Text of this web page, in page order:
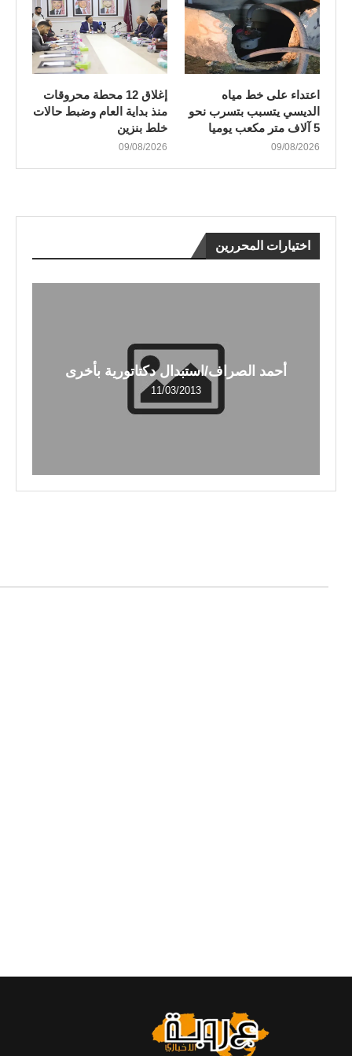
اعتداء على خط مياه
الديسي يتسبب بتسرب نحو
5 آلاف متر مكعب يوميا
09/08/2026
إغلاق 12 محطة محروقات
منذ بداية العام وضبط حالات
خلط بنزين
09/08/2026
اختيارات المحررين
أحمد الصراف/استبدال دكتاتورية بأخرى
11/03/2013